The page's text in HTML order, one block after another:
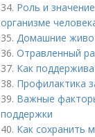
34. Роль и
организме
35. Домашние
36. Отравленный
37. Как
38. Профилактика
39. Важные
поддержки
40. Как сохранить